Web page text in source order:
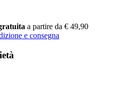
a partire da € 49,90
e consegna